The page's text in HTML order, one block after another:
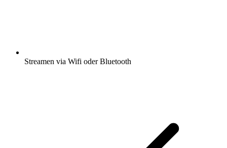
Streamen via Wifi oder Bluetooth